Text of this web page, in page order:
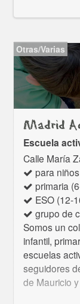
Otras/Varias
Madrid
Escuela
Calle María
para
primaria
ESO (12-
grupo de
Somos un
infantil,
escuelas
seguidores
de Mauricio